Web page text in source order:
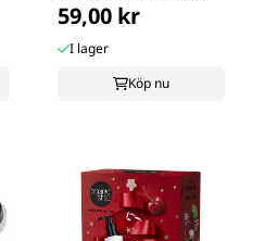
300g
59,00 kr
I lager
Köp nu